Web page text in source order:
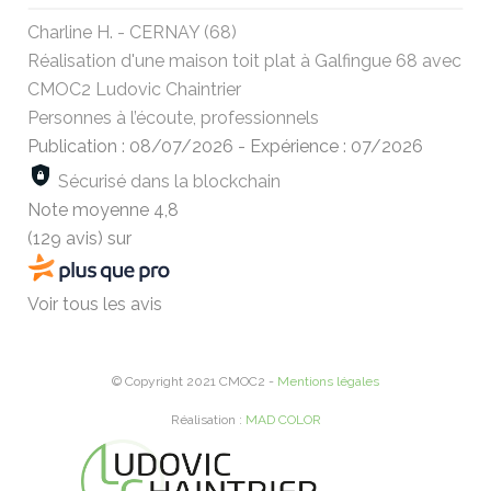
Charline H. - CERNAY (68)
Réalisation d'une maison toit plat à Galfingue 68 avec
CMOC2 Ludovic Chaintrier
Personnes à l’écoute, professionnels
Publication : 08/07/2026 - Expérience : 07/2026
Sécurisé dans la blockchain
Note moyenne 4,8
(129 avis) sur
Voir tous les avis
© Copyright 2021 CMOC2 - Mentions légales
Réalisation : MAD COLOR